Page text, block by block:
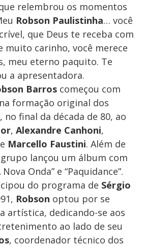
relembrou os momentos
Robson Paulistinha… você
que Deus te receba com
muito carinho, você merece
meu eterno paquito. Te
a apresentadora.
Barros começou com
formação original dos
, no final da década de 80, ao
, Alexandre Canhoni,
e Marcello Faustini. Além de
lançou um álbum com
Onda” e “Paquidance”.
do programa de Sérgio
Robson optou por se
artística, dedicando-se aos
ao lado de seu
, coordenador técnico dos